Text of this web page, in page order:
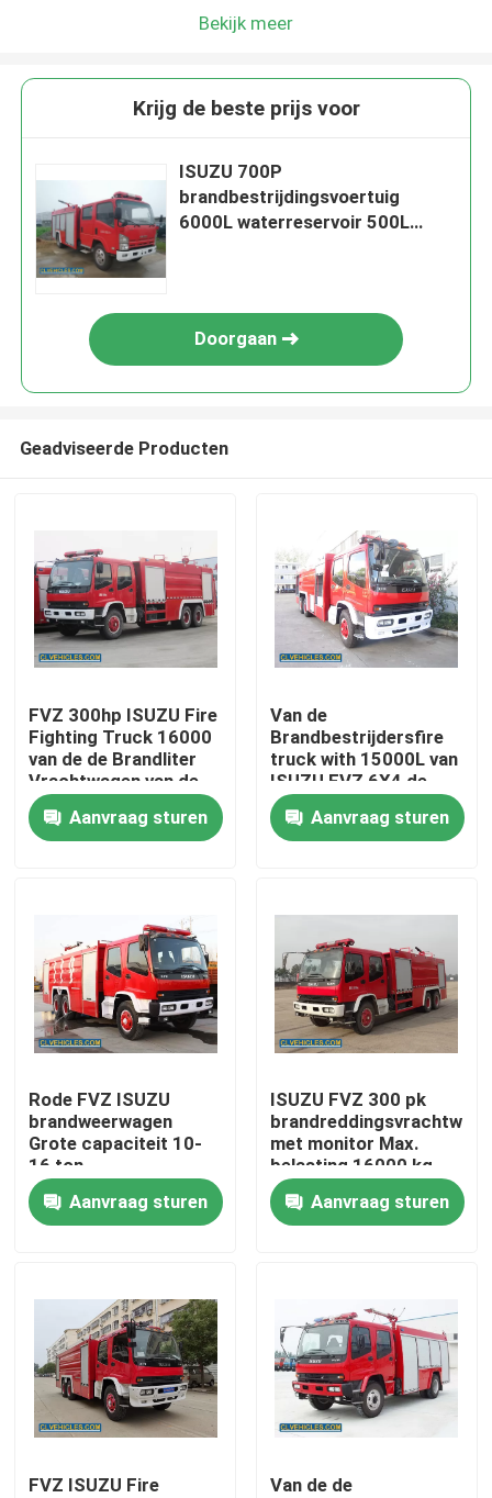
Video's
Fabrieksreis
Kwaliteitscontrole
Verzoek om een Citaat
ISUZU brandweerwagen
ISUZU Garbage Truck
Bekijk meer
Krijg de beste prijs voor
ISUZU 700P
brandbestrijdingsvoertuig
6000L waterreservoir 500L
Doorgaan
Geadviseerde Producten
FVZ 300hp ISUZU Fire
Fighting Truck 16000
van de de Brandliter
Vrachtwagen van de
Watertank
Aanvraag sturen
Van de
Brandbestrijdersfire
truck with 15000L van
ISUZU FVZ 6X4 de
Capaciteit van de het
WatertankAanvraag sturen
Rode FVZ ISUZU
brandweerwagen
Grote capaciteit 10-
16 ton
Aanvraag sturen
ISUZU FVZ 300 pk
met monitor Max.
belasting 16000 kg
Aanvraag sturen
FVZ ISUZU Fire
Van de de